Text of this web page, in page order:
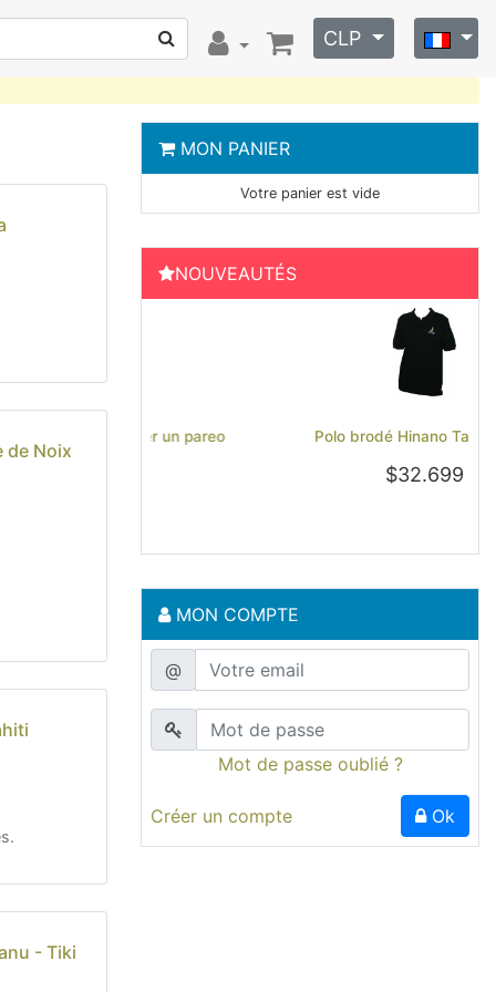
CLP
de Noix
- Tiki
MON PANIER
Votre panier est vide
NOUVEAUTÉS
Polo brodé Hinano Tahiti - Noir
Previous Next
MON COMPTE
@
Mot de passe oublié ?
Créer un compte Ok